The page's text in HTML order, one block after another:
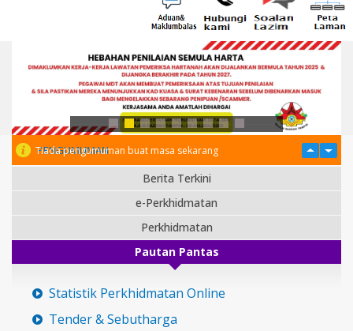
PENGUMUMAN
Tiada pengumuman buat masa sekarang
Berita Terkini
e-Perkhidmatan
Perkhidmatan
Pautan Pantas
Statistik Perkhidmatan Online
Tender & Sebutharga